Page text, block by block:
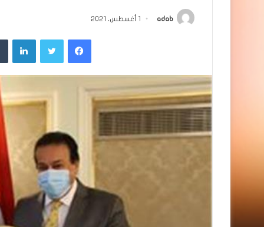
adab 1 أغسطس، 2021
فيسبوكتويتر